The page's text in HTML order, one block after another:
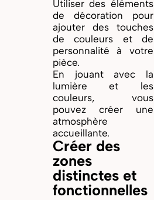
Utiliser des éléments
de décoration pour
ajouter des touches
de couleurs et de
personnalité à votre
pièce.
En jouant avec la
lumière et les
couleurs, vous
pouvez créer une
atmosphère
accueillante.
Créer des
zones
distinctes et
fonctionnelles